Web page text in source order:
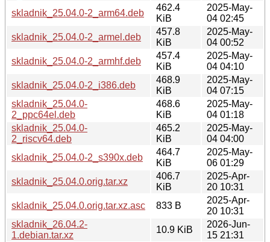
skladnik_25.04.0-2_arm64.deb
462.4
KiB
2025-May-
04 02:45
skladnik_25.04.0-2_armel.deb
457.8
KiB
2025-May-
04 00:52
skladnik_25.04.0-2_armhf.deb
457.4
KiB
2025-May-
04 04:10
skladnik_25.04.0-2_i386.deb
468.9
KiB
2025-May-
04 07:15
skladnik_25.04.0-
2_ppc64el.deb
468.6
KiB
2025-May-
04 01:18
skladnik_25.04.0-
2_riscv64.deb
465.2
KiB
2025-May-
04 04:00
skladnik_25.04.0-2_s390x.deb
464.7
KiB
2025-May-
06 01:29
skladnik_25.04.0.orig.tar.xz
406.7
KiB
2025-Apr-
20 10:31
skladnik_25.04.0.orig.tar.xz.asc
833 B
2025-Apr-
20 10:31
skladnik_26.04.2-
1.debian.tar.xz
10.9 KiB
2026-Jun-
15 21:31